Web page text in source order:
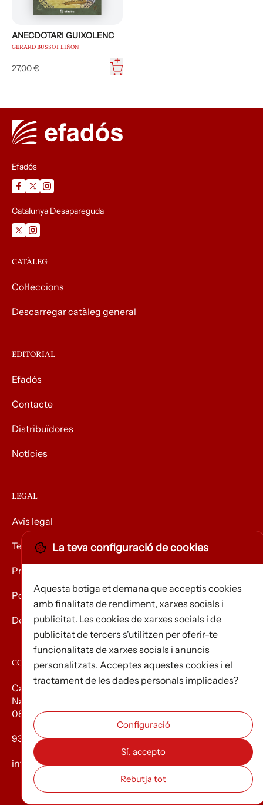
ANECDOTARI GUIXOLENC
GERARD BUSSOT LIÑON
27,00 €
Efadós
Catalunya Desapareguda
CATÀLEG
Col·leccions
Descarregar catàleg general
EDITORIAL
Efadós
Contacte
Distribuïdores
Notícies
LEGAL
Avís legal
Termes i condicions
Privacitat
Política de Cookies
Devolució de mercaderies
CONTACTE
Carrer d’Edison, 3
Nau A. Polígon industrial Les Torrenteres
08754 El Papiol
93 673 12 12
info@efados.cat
La teva configuració de cookies
Aquesta botiga et demana que acceptis cookies
amb finalitats de rendiment, xarxes socials i
publicitat. Les cookies de xarxes socials i de
publicitat de tercers s'utilitzen per oferir-te
funcionalitats de xarxes socials i anuncis
personalitzats. Acceptes aquestes cookies i el
tractament de les dades personals implicades?